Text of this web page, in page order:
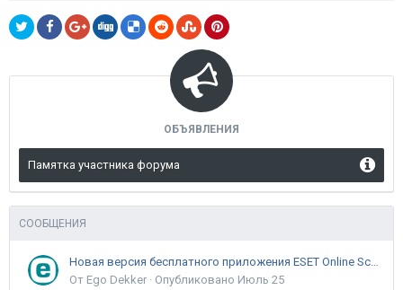
ОБЪЯВЛЕНИЯ
Памятка участника форума
СООБЩЕНИЯ
Новая версия бесплатного приложения ESET Online Scanner доступна пользователям
От Ego Dekker · Опубликовано Июль 25